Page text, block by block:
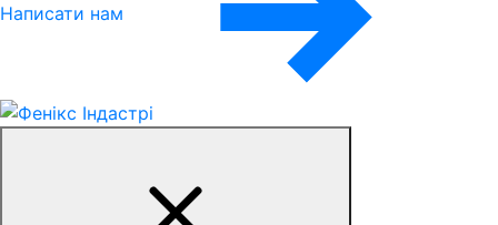
Написати нам